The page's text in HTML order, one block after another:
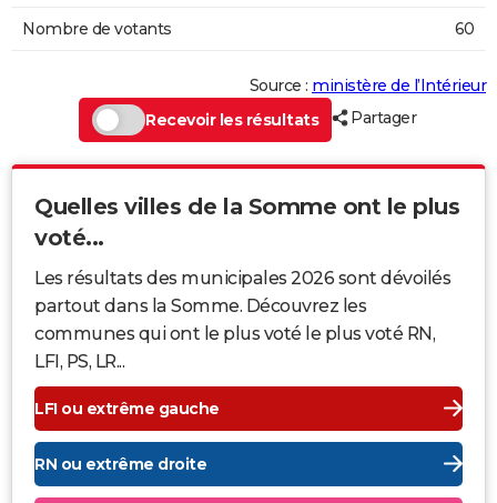
Nombre de votants 60
Source : ministère de l’Intérieur
Recevoir les résultats
Partager
Quelles villes de la Somme ont le plus
voté...
Les résultats des municipales 2026 sont dévoilés
partout dans la Somme. Découvrez les
communes qui ont le plus voté le plus voté RN,
LFI, PS, LR...
LFI ou extrême gauche
RN ou extrême droite